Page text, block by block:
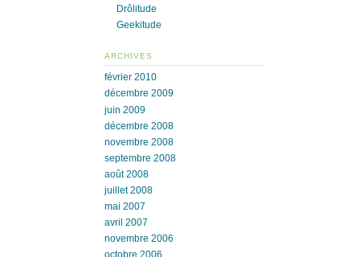
Drôlitude
Geekitude
ARCHIVES
février 2010
décembre 2009
juin 2009
décembre 2008
novembre 2008
septembre 2008
août 2008
juillet 2008
mai 2007
avril 2007
novembre 2006